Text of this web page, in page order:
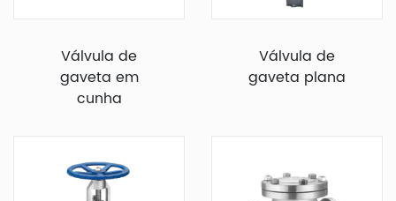
Válvula de
gaveta em
cunha
Válvula de
gaveta plana